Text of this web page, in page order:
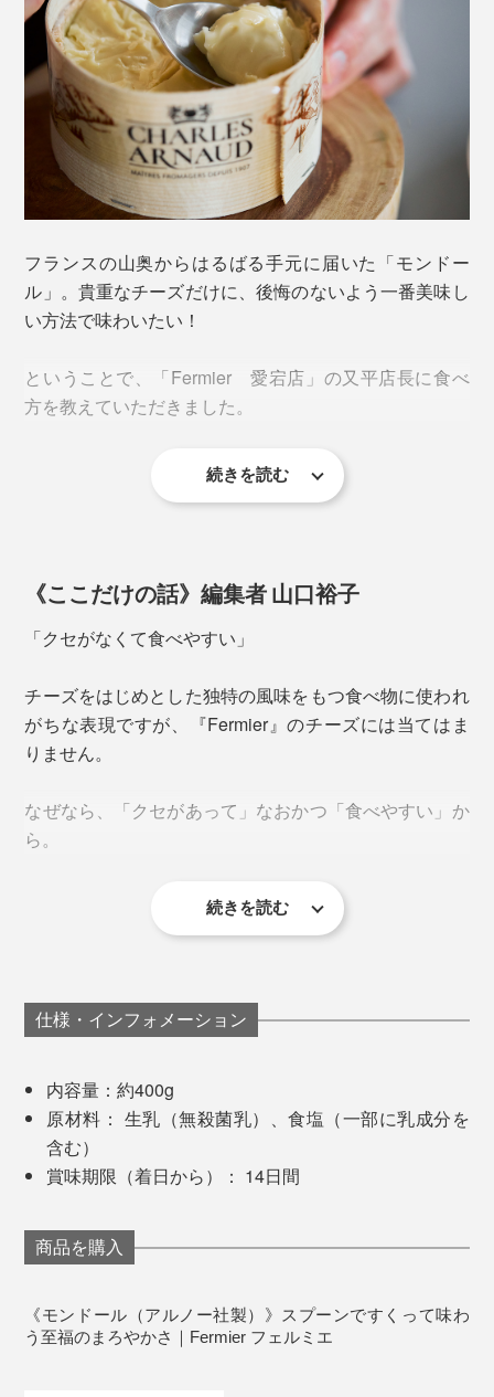
まずは、上部の皮をナイフで取り除き、もっちりとした
中身をスプーンでどうぞ。ミルクの甘み、旨みが膨らん
で、なんと濃厚、なんとまろやか！
※皮は「フォンドール」で使用しますので、取っておいてください。食べ方
無殺菌ミルクで使用し、ひとつずつ手作り。ミルク本来
ンドールだけは別」という人も多数。
「モンドール」の故郷は、フランスとスイスの国境にあ
もいわれています。
この「モンドール」の製造がフランスで許されているの
は、8月15日～3月15日の期間のみで、店頭に並ぶのは9
月に入ってから。フランス人にとって「モンドール」は
秋の訪れを知らせる存在です。
フランスの山奥からはるばる手元に届いた「モンドー
ル」。貴重なチーズだけに、後悔のないよう一番美味し
い方法で味わいたい！
ということで、「Fermier 愛宕店」の又平店長に食べ
方を教えていただきました。
お届け時は、木箱ごと透明のビニールに包まれています
食べる30分前くらいに冷蔵庫から出し、室温くらいの温
木箱から出さず、上部の皮（5mmほどの厚さ）を切り取
る。周囲にぐるりナイフを入れ、センターに切れ目を入
れてから、左右の皮を持ち上げて切り離します。
※皮は、４の「フォンドール」に使用するのでとっておいてください。
続きを読む
《ここだけの話》編集者 山口裕子
「クセがなくて食べやすい」
チーズをはじめとした独特の風味をもつ食べ物に使われ
がちな表現ですが、『Fermier』のチーズには当てはま
りません。
なぜなら、「クセがあって」なおかつ「食べやすい」か
ら。
チーズそれぞれに強烈な個性がありつつ、味や香りのバ
そう思うと、チーズのおいしさってキワキワで繊細。少
まいそう。
続きを読む
仕様・インフォメーション
内容量：約400g
原材料： 生乳（無殺菌乳）、食塩（一部に乳成分を
含む）
賞味期限（着日から）： 14日間
商品を購入
《モンドール（アルノー社製）》スプーンですくって味わ
う至福のまろやかさ｜Fermier フェルミエ